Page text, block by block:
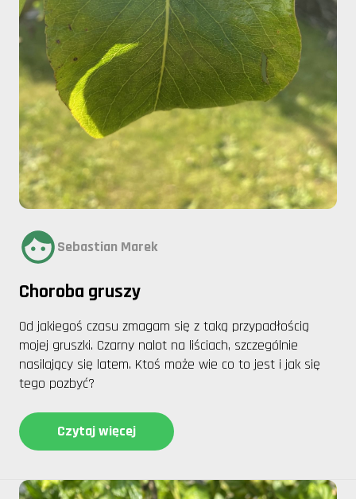
Sebastian Marek
Choroba gruszy
Od jakiegoś czasu zmagam się z taką przypadłością
mojej gruszki. Czarny nalot na liściach, szczególnie
nasilający się latem. Ktoś może wie co to jest i jak się
tego pozbyć?
Czytaj więcej